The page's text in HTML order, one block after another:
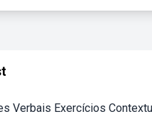
Verbais Exercícios